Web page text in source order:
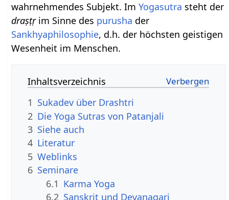
wahrnehmendes Subjekt. ImYogasutra steht der
draṣṭṛim Sinne des purusha der
Sankhyaphilosophie, d.h. der höchsten geistigen
Wesenheit im Menschen.
Inhaltsverzeichnis
1 Sukadev über Drashtri
2 Die Yoga Sutras von Patanjali
3 Siehe auch
4 Literatur
5 Weblinks
6 Seminare
6.1 Karma Yoga
6.2 Sanskrit und Devanagari